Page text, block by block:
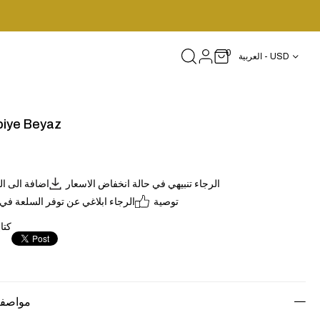
0 العربية - USD
Beyaz
اضافة الى
الرجاء تنبيهي في حالة انخفاض الاسعار
الرجاء ابلاغي عن توفر السلعة
توصية